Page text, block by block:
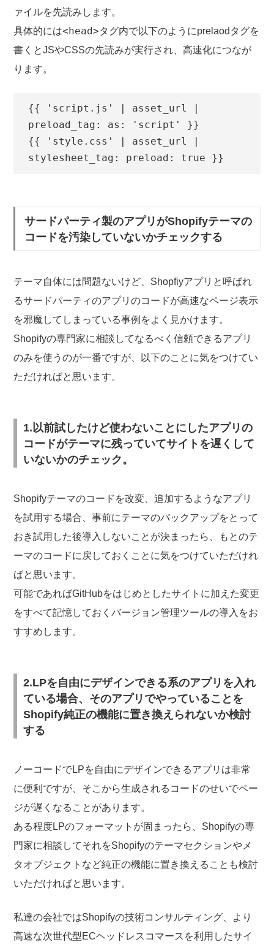
ァイルを先読みします。
具体的には<head>タグ内で以下のようにprelaodタグを
書くとJSやCSSの先読みが実行され、高速化につなが
ります。
{{ 'script.js' | asset_url |
preload_tag: as: 'script' }}
{{ 'style.css' | asset_url |
stylesheet_tag: preload: true }}
サードパーティ製のアプリがShopifyテーマの
コードを汚染していないかチェックする
テーマ自体には問題ないけど、Shopfiyアプリと呼ばれ
るサードパーティのアプリのコードが高速なページ表示
を邪魔してしまっている事例をよく見かけます。
Shopifyの専門家に相談してなるべく信頼できるアプリ
のみを使うのが一番ですが、以下のことに気をつけてい
ただければと思います。
1.以前試したけど使わないことにしたアプリの
コードがテーマに残っていてサイトを遅くして
いないかのチェック。
Shopifyテーマのコードを改変、追加するようなアプリ
を試用する場合、事前にテーマのバックアップをとって
おき試用した後導入しないことが決まったら、もとのテ
ーマのコードに戻しておくことに気をつけていただけれ
ばと思います。
可能であればGitHubをはじめとしたサイトに加えた変更
をすべて記憶しておくバージョン管理ツールの導入をお
すすめします。
2.LPを自由にデザインできる系のアプリを入れ
ている場合、そのアプリでやっていることを
Shopify純正の機能に置き換えられないか検討
する
ノーコードでLPを自由にデザインできるアプリは非常
に便利ですが、そこから生成されるコードのせいでペー
ジが遅くなることがあります。
ある程度LPのフォーマットが固まったら、Shopifyの専
門家に相談してそれをShopifyのテーマセクションやメ
タオブジェクトなど純正の機能に置き換えることも検討
いただければと思います。
私達の会社ではShopifyの技術コンサルティング、より
高速な次世代型ECヘッドレスコマースを利用したサイ